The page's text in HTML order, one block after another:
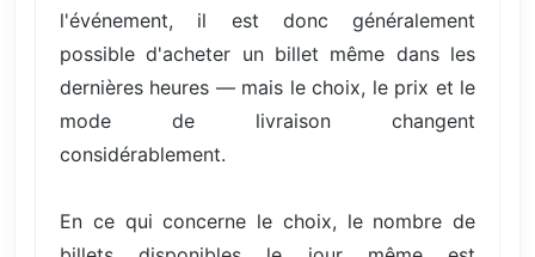
l'événement, il est donc généralement
possible d'acheter un billet même dans les
dernières heures — mais le choix, le prix et le
mode de livraison changent
considérablement.
En ce qui concerne le choix, le nombre de